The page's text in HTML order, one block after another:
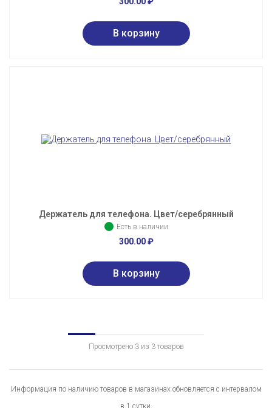
Держатель для телефона. Цвет/серебрянный
Есть в наличии
300.00₽
Просмотрено 3 из 3 товаров
Информация по наличию товаров в магазинах обновляется с интервалом
в 1 сутки.